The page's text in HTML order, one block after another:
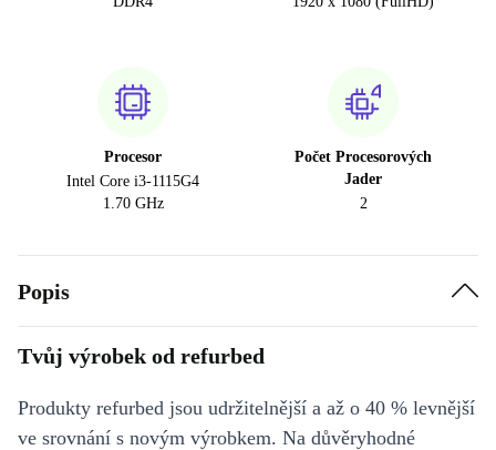
Procesor
Intel Core i3-1115G4
1.70 GHz
Počet Procesorových
Jader
2
Popis
Tvůj výrobek od refurbed
Produkty refurbed jsou udržitelnější a až o 40 % levnější
ve srovnání s novým výrobkem. Na důvěryhodné